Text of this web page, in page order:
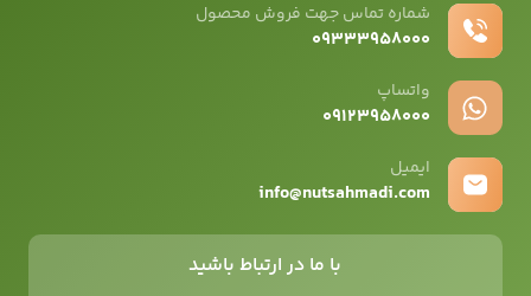
شماره تماس جهت فروش محصول
۰۹۳۳۳۹۵۸۰۰۰
واتساپ
۰۹12۳۹۵۸۰۰۰
ایمیل
info@nutsahmadi.com
با ما در ارتباط باشید